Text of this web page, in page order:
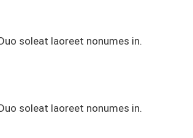
soleat laoreet nonumes in.
soleat laoreet nonumes in.